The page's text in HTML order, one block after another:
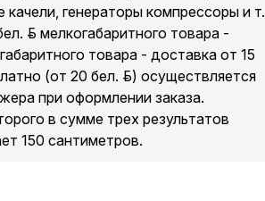
генераторы компрессоры и т.
руб. мелкогабаритного товара -
товара - доставка от 15
(от 20 бел. руб.) осуществляется
при оформлении заказа.
в сумме трех результатов
150 сантиметров.